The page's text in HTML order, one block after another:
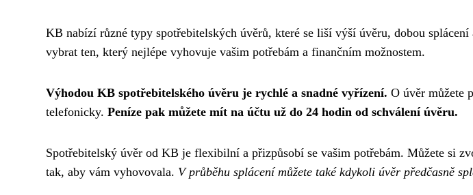
KB nabízí různé typy spotřebitelských úvěrů, které se liší výší úvěru, dobou
vybrat ten, který nejlépe vyhovuje vašim potřebám a finančním možnostem.
Výhodou KB spotřebitelského úvěru je rychlé a snadné vyřízení. O úvěr můžete
telefonicky. Peníze pak můžete mít na účtu už do 24 hodin od schválení úvěru.
Spotřebitelský úvěr od KB je flexibilní a přizpůsobí se vašim potřebám. Můžete si
tak, aby vám vyhovovala. V průběhu splácení můžete také kdykoli úvěr předčasně